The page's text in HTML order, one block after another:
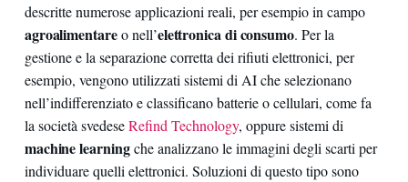
descritte numerose applicazioni reali, per esempio in campo
agroalimentareo nell’elettronica di consumo. Per la
gestione e la separazione corretta dei rifiuti elettronici, per
esempio, vengono utilizzati sistemi di AI che selezionano
nell’indifferenziato e classificano batterie o cellulari, come fa
la società svedeseRefind Technology, oppure sistemi di
machine learningche analizzano le immagini degli scarti per
individuare quelli elettronici. Soluzioni di questo tipo sono